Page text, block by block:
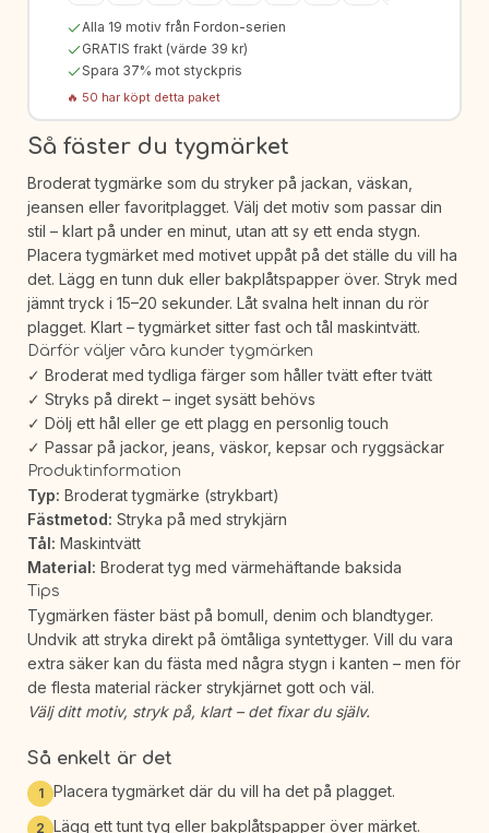
Alla 19 motiv från Fordon-serien
GRATIS frakt (värde 39 kr)
Spara 37% mot styckpris
🔥 50 har köpt detta paket
Så fäster du tygmärket
Broderat tygmärke som du stryker på jackan, väskan,
jeansen eller favoritplagget. Välj det motiv som passar din
stil – klart på under en minut, utan att sy ett enda stygn.
Placera tygmärket med motivet uppåt på det ställe du vill ha
det. Lägg en tunn duk eller bakplåtspapper över. Stryk med
jämnt tryck i 15–20 sekunder. Låt svalna helt innan du rör
plagget. Klart – tygmärket sitter fast och tål maskintvätt.
Därför väljer våra kunder tygmärken
✓ Broderat med tydliga färger som håller tvätt efter tvätt
✓ Stryks på direkt – inget sysätt behövs
✓ Dölj ett hål eller ge ett plagg en personlig touch
✓ Passar på jackor, jeans, väskor, kepsar och ryggsäckar
Produktinformation
Typ: Broderat tygmärke (strykbart)
Fästmetod: Stryka på med strykjärn
Tål: Maskintvätt
Material: Broderat tyg med värmehäftande baksida
Tips
Tygmärken fäster bäst på bomull, denim och blandtyger.
Undvik att stryka direkt på ömtåliga syntettyger. Vill du vara
extra säker kan du fästa med några stygn i kanten – men för
de flesta material räcker strykjärnet gott och väl.
Välj ditt motiv, stryk på, klart – det fixar du själv.
Så enkelt är det
1 Placera tygmärket där du vill ha det på plagget.
2 Lägg ett tunt tyg eller bakplåtspapper över märket.